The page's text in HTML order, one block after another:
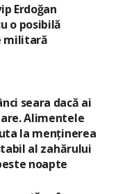
Erdoğan
o posibilă
militară
seara dacă ai
Alimentele
la menținerea
al zahărului
noapte